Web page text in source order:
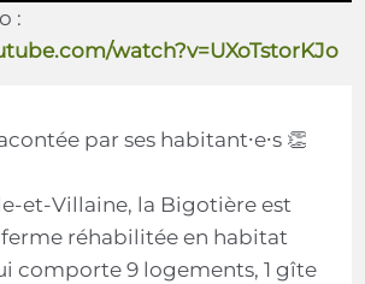
:
watch?v=UXoTstorKJo
par ses habitant⸱e⸱s 👏
et-Villaine, la Bigotière est
réhabilitée en habitat
comporte 9 logements, 1 gîte